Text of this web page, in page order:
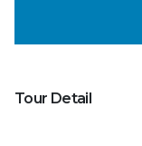
Tour Detail